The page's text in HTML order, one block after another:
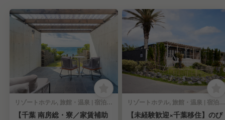
リゾートホテル, 旅館・温泉 | 宿泊部門 | 宿泊全般
【千葉 南房総・寮／家賃補助
リゾートホテル, 旅館・温泉 | 宿泊部門 | 仲居
【未経験歓迎×千葉移住】のび